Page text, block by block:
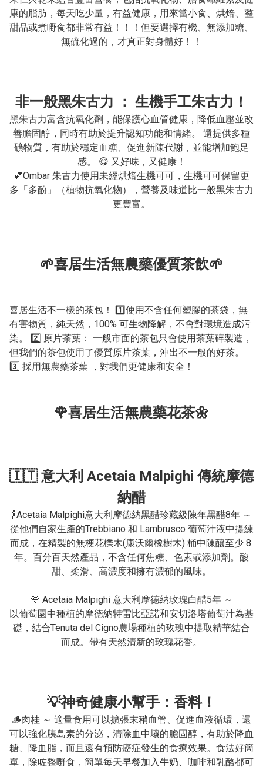
康的脂肪，每天吃少量，有益健康，用來當小食、烘焙、整
甜品或煮嘢食都非常有益！！！但要選擇有機、無添加糖、
無硫化過的，才真正對身體好！！
非一般黑朱古力 ： 生機手工朱古力！
黑朱古力富含抗氧化劑，能保護心血管健康，降低血壓並改
善膽固醇，同時有助於提升認知功能和情緒。 還提供多種
礦物質，有助於穩定血糖、促進新陳代謝，並能增加飽足
感。 😋 又好味，又健康！
💕Ombar 朱古力使用未經烘焙生機可可，生機可可保留更
多「多酚」（植物抗氧化物），營養及味道比一般黑朱古力
🌱喜居生活無農藥優質茶飲🌱
喜居生活不一樣的茶包！ 1️⃣使用不含任何塑膠的茶袋，無
有害物質，純天然，100% 可生物降解，不會對環境造成污
染。 2️⃣ 原片茶葉： 一般市面的茶包只會使用茶葉碎製造，
但我們的茶包使用了優質原片茶葉，沖出不一般的好茶。
3️⃣ 採用無農藥茶葉 ，對我們更健康和安全！
🌹喜居生活無農藥花茶🌼
🇮🇹 意大利 Acetaia Malpighi 傳統摩德
納醋
🍾Acetaia Malpighi意大利摩德納黑醋珍藏級陳年黑醋8年 ～
從他們自家生產的Trebbiano 和 Lambrusco 葡萄汁液中提練
而成，在精製的無梗花櫟木(康沃爾橡樹木) 桶中陳釀至少 8
年。百分百天然產品，不含任何焦糖、色素或添加劑。酸
甜、柔滑、高濃度和擁有濃郁的風味。
🌹 Acetaia Malpighi 意大利摩德納玫瑰白醋5年 ～
以葡萄園中種植的摩德納特雷比亞諾和安切洛塔葡萄汁為基
礎，結合Tenuta del Cigno農場種植的玫瑰中提取精華結合
而成。帶有天然清新的玫瑰花香。
💡神奇健康小幫手：香料！
🪵肉桂 ～ 適量食用可以擴張末稍血管、促進血液循環，還
可以強化胰島素的分泌，清除血中壞的膽固醇，有助於降血
糖、降血脂，而且還有預防癌症發生的食療效果。食法好簡
單，除咗整嘢食，簡單每天早餐加入牛奶、咖啡和乳酪都可